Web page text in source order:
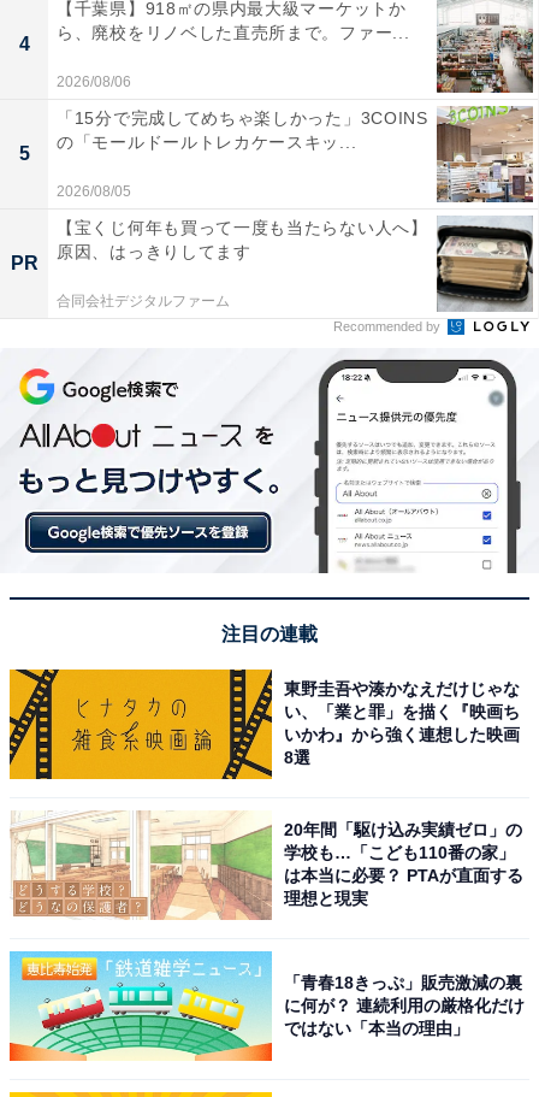
4
【千葉県】918㎡の県内最大級マーケットか
ら、廃校をリノベした直売所まで。ファー...
2026/08/06
5
「15分で完成してめちゃ楽しかった」3COINS
の「モールドールトレカケースキッ...
2026/08/05
PR
【宝くじ何年も買って一度も当たらない人へ】
原因、はっきりしてます
合同会社デジタルファーム
Recommended by
注目の連載
東野圭吾や湊かなえだけじゃな
い、「業と罪」を描く『映画ち
いかわ』から強く連想した映画
8選
20年間「駆け込み実績ゼロ」の
学校も…「こども110番の家」
は本当に必要？ PTAが直面する
理想と現実
「青春18きっぷ」販売激減の裏
に何が？ 連続利用の厳格化だけ
ではない「本当の理由」